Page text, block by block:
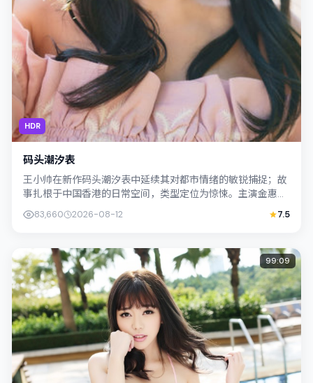
HDR
码头潮汐表
王小帅在新作码头潮汐表中延续其对都市情绪的敏锐捕捉；故
事扎根于中国香港的日常空间，类型定位为惊悚。主演金惠
秀、黄政民以克制表演撑起情感内核，整体...
83,660 2026-08-12 7.5
99:09